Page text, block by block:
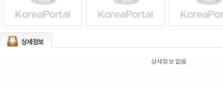
상세정보 없음